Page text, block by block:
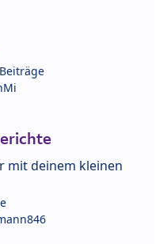
mit deinem kleinen